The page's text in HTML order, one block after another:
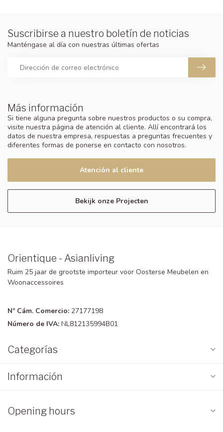
Más información
Si tiene alguna pregunta sobre nuestros productos o su compra,
visite nuestra página de atención al cliente. Allí encontrará los
datos de nuestra empresa, respuestas a preguntas frecuentes y
diferentes formas de ponerse en contacto con nosotros.
Atención al cliente
Bekijk onze Projecten
Suscribirse a nuestro boletín de noticias
Manténgase al día con nuestras últimas ofertas
Orientique - Asianliving
Ruim 25 jaar de grootste importeur voor Oosterse Meubelen en
Woonaccessoires
Nº Cám. Comercio: 27177198
Número de IVA: NL812135994B01
Categorías
Información
Opening hours